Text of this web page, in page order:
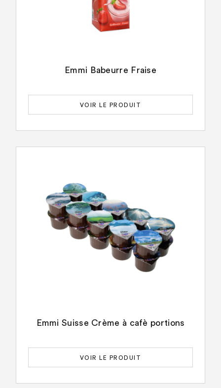
Emmi Babeurre Fraise
VOIR LE PRODUIT
Emmi Suisse Crème à cafè portions
VOIR LE PRODUIT